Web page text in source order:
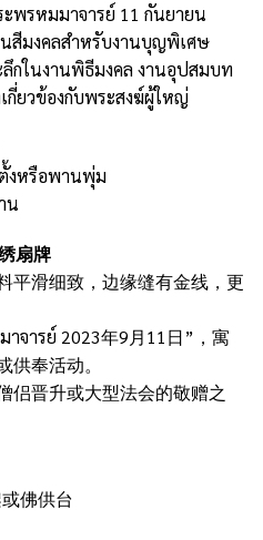
พรหมมาจารย์ 11 กันยายน
สีมงคลสำหรับงานบุญพิเศษ
กในงานพิธีมงคล งานอุปสมบท
กี่ยวข้องกับพระสงฆ์ผู้ใหญ่
งหรือพานพุ่ม
น
扇牌
平滑细致，边缘缝有金线，更
จารย์ 2023年9月11日”，寓
奉活动。
侣晋升或大型法会的敬赠之
佛供台